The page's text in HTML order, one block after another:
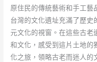
原住民的傳統藝術和手工藝
台灣的文化遺址充滿了歷史
元文化的視窗。在這些古老
和文化，感受到這片土地的
化之旅，領略古老而迷人的